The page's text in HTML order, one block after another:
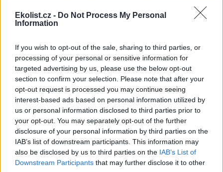
Ekolist.cz - Do Not Process My Personal
Information
If you wish to opt-out of the sale, sharing to third parties, or
processing of your personal or sensitive information for
targeted advertising by us, please use the below opt-out
section to confirm your selection. Please note that after your
opt-out request is processed you may continue seeing
interest-based ads based on personal information utilized by
us or personal information disclosed to third parties prior to
your opt-out. You may separately opt-out of the further
disclosure of your personal information by third parties on the
IAB’s list of downstream participants. This information may
also be disclosed by us to third parties on the IAB’s List of
Downstream Participants that may further disclose it to other
kontrolovat povolené odběry. Výzva k šetření vodou platí pro
všechny obce spadající pod Jihlavu jako obec s rozšířenou
Celníci odhalili gang překupníků papoušků, zajistili
stovku ptáků
5.8.2026 20:13 (ČTK)
Celníci odhalili gang
překupníků chráněných druhů
papoušků působící v několika
krajích a zajistili asi stovku
ptáků. S odchytem a
zajištěním zvířat celníkům pomohly zoo v Praze, Zlíně a Ostravě. V
ostravské zahradě také papoušci nalezli dočasné útočiště. V
tiskové zprávě nawebucelníků to oznámila mluvčí Celní správy ČR
Martina Kaňková. Případem se zabývá policie.